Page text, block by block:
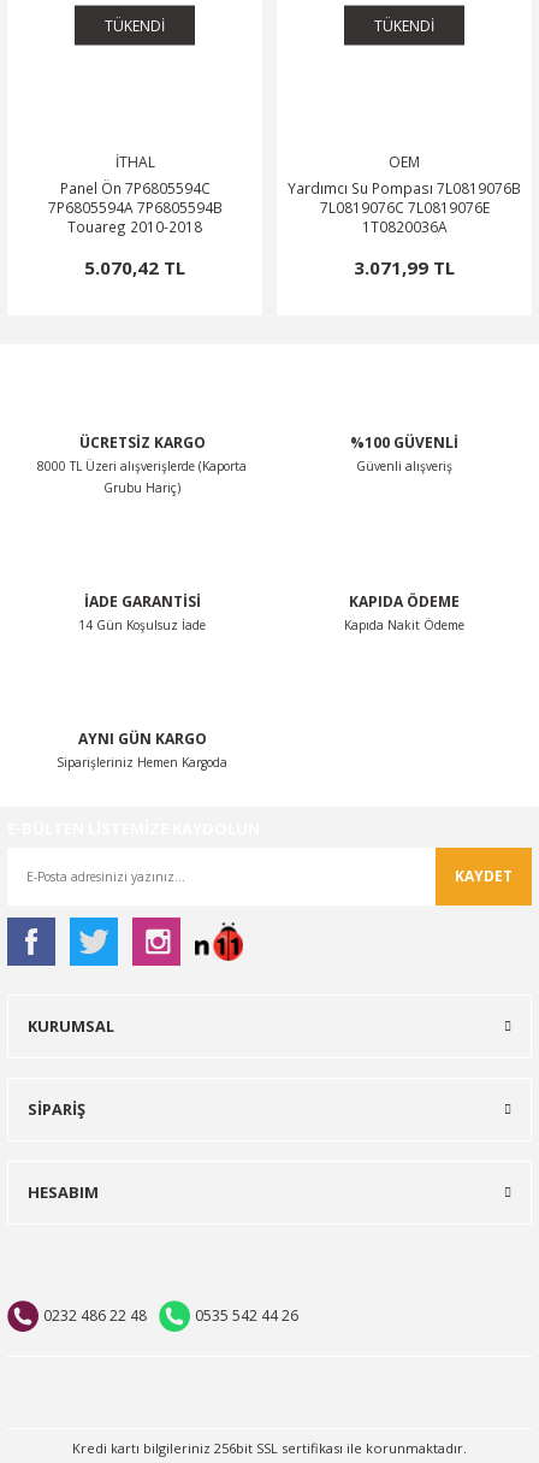
TÜKENDİ
İTHAL
Panel Ön 7P6805594C
7P6805594A 7P6805594B
Touareg 2010-2018
5.070,42 TL
TÜKENDİ
OEM
Yardımcı Su Pompası 7L0819076B
7L0819076C 7L0819076E
1T0820036A
3.071,99 TL
ÜCRETSİZ KARGO
8000 TL Üzeri alışverişlerde (Kaporta
Grubu Hariç)
%100 GÜVENLİ
Güvenli alışveriş
İADE GARANTİSİ
14 Gün Koşulsuz İade
KAPIDA ÖDEME
Kapıda Nakit Ödeme
AYNI GÜN KARGO
Siparişleriniz Hemen Kargoda
KAYDET
0232 486 22 48 0535 542 44 26
KURUMSAL
SİPARİŞ
HESABIM
Kredi kartı bilgileriniz 256bit SSL sertifikası ile korunmaktadır.